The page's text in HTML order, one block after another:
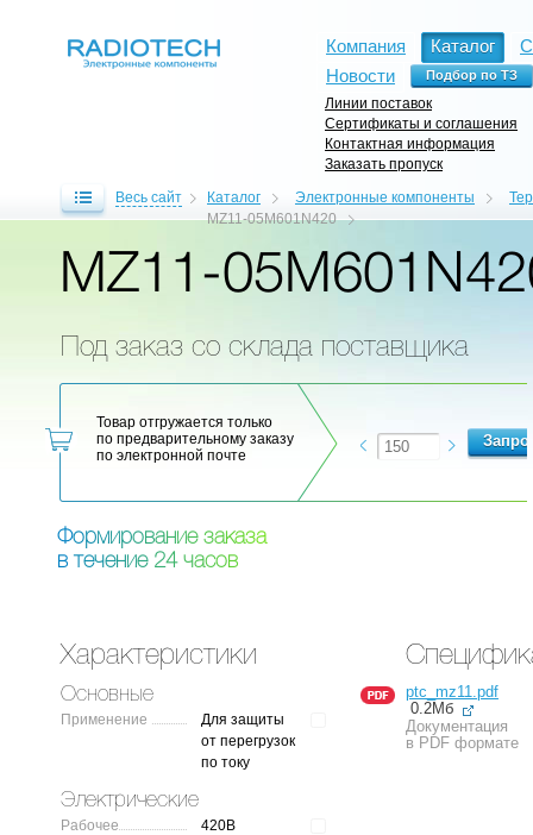
Компания Каталог
Новости
Линии поставок
Сертификаты и соглашения
Контактная информация
Заказать пропуск
Весь сайт Каталог Электронные компоненты
MZ11-05M601N420
MZ11-
Под заказ со склада поставщика
Товар отгружается только
по предварительному заказу
по электронной почте
Формирование заказа
в течение 24 часов
Характеристики
Основные
Применение
Для защиты
от перегрузок
по току
Электрические
Рабочее
420В
ptc_mz11.pdf
0.2Мб
Документация
в PDF формате